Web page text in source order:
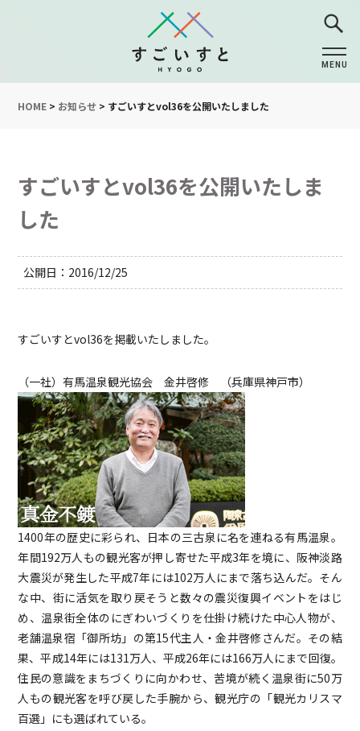
HOME > お知らせ > すごいすとvol36を公開いたしました
すごいすとvol36を公開いたしま
した
公開日 2016/12/25
すごいすとvol36を掲載いたしました。
（一社）有馬温泉観光協会 金井啓修 （兵庫県神戸市）
1400年の歴史に彩られ、日本の三古泉に名を連ねる有馬温泉。
年間192万人もの観光客が押し寄せた平成3年を境に、阪神淡路
大震災が発生した平成7年には102万人にまで落ち込んだ。そん
な中、街に活気を取り戻そうと数々の震災復興イベントをはじ
め、温泉街全体のにぎわいづくりを仕掛け続けた中心人物が、
老舗温泉宿「御所坊」の第15代主人・金井啓修さんだ。その結
果、平成14年には131万人、平成26年には166万人にまで回復。
住民の意識をまちづくりに向かわせ、苦境が続く温泉街に50万
人もの観光客を呼び戻した手腕から、観光庁の「観光カリスマ
百選」にも選ばれている。
MENU